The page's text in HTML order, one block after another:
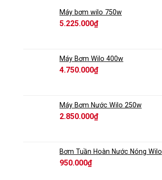
Máy bơm wilo 750w
5.225.000₫
Máy Bơm Wilo 400w
4.750.000₫
Máy Bơm Nước Wilo 250w
2.850.000₫
Bơm Tuần Hoàn Nước Nóng Wilo
950.000₫